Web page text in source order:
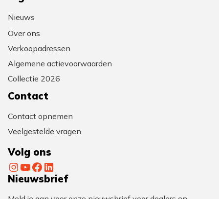
Nieuws
Over ons
Verkoopadressen
Algemene actievoorwaarden
Collectie 2026
Contact
Contact opnemen
Veelgestelde vragen
Volg ons
InstagramYouTube Facebook LinkedIn
Nieuwsbrief